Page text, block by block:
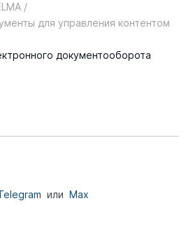
/
для управления контентом
документооборота
или Max